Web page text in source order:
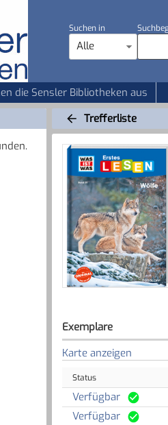
Suchen in
Alle
die Sensler Bibliotheken aus
Trefferliste
Exemplare
Karte anzeigen
Status
Verfügbar
Verfügbar